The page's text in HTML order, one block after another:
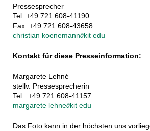
Pressesprecher
Tel: +49 721 608-41190
Fax: +49 721 608-43658
christian koenemann∂kit edu
Kontakt für diese Presseinformation:
Margarete Lehné
stellv. Pressesprecherin
Tel.: +49 721 608-41157
margarete lehne∂kit edu
Das Foto kann in der höchsten uns